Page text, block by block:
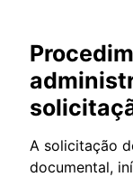
A solicitação
documental,